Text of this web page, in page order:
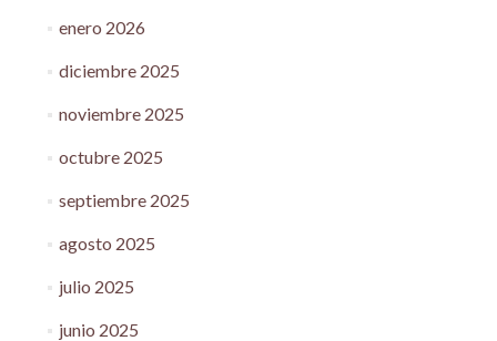
enero 2026
diciembre 2025
noviembre 2025
octubre 2025
septiembre 2025
agosto 2025
julio 2025
junio 2025